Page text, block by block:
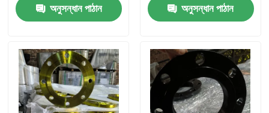
আমাদের সম্পর্কে
অনুসন্ধান পাঠান অনুসন্ধান পাঠান